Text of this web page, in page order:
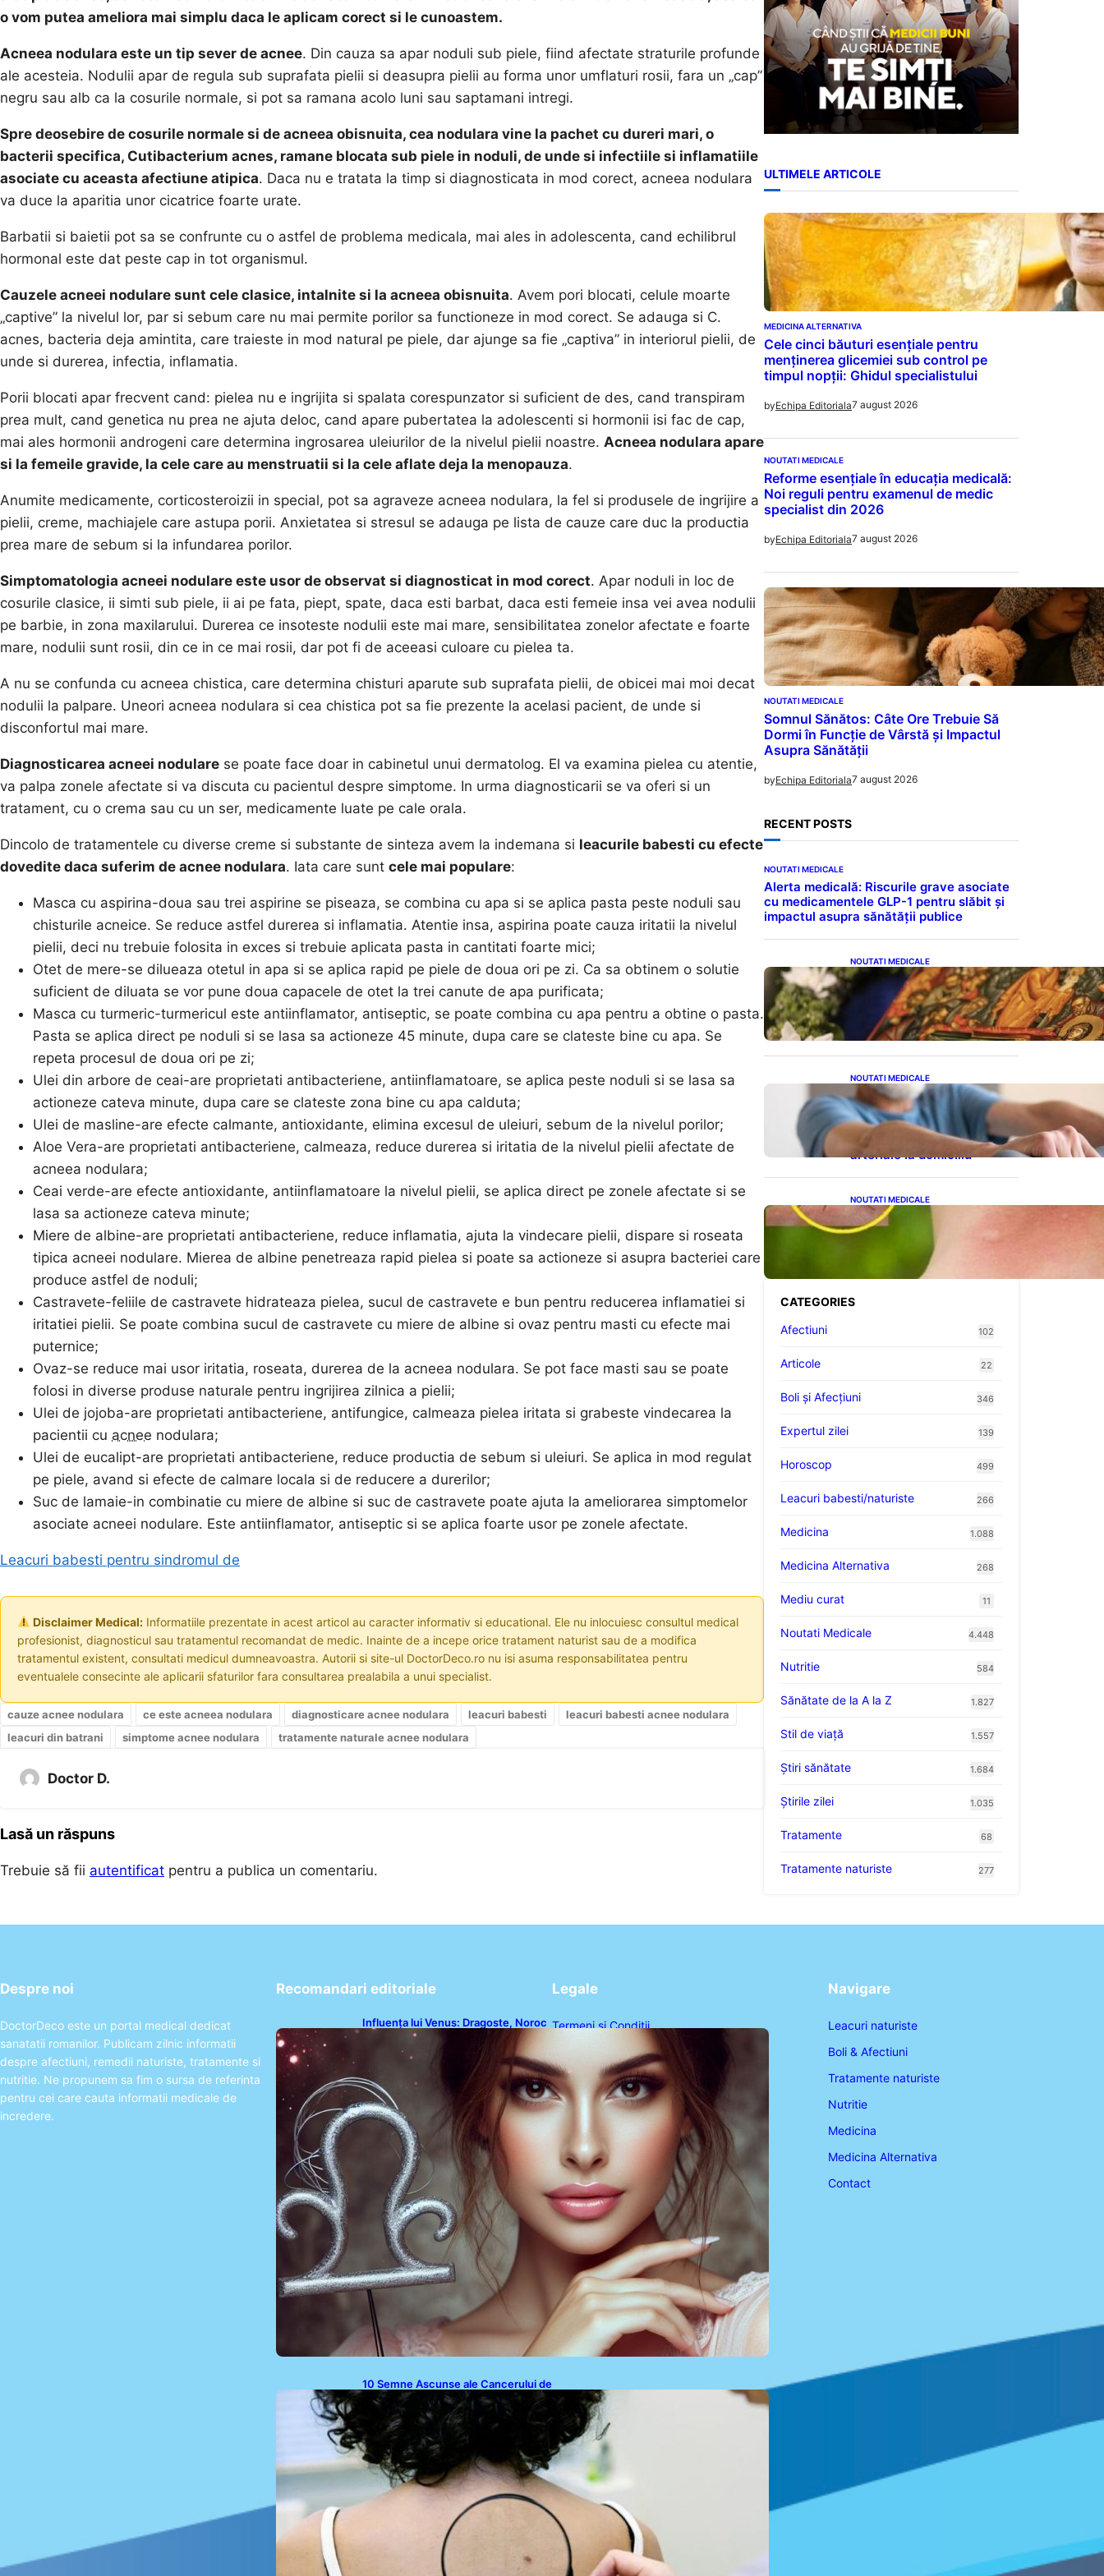
o vom putea ameliora mai simplu daca le aplicam corect si le cunoastem.
Acneea nodulara este un tip sever de acnee. Din cauza sa apar noduli sub piele, fiind afectate straturile profunde
ale acesteia. Nodulii apar de regula sub suprafata pielii si deasupra pielii au forma unor umflaturi rosii, fara un „cap”
negru sau alb ca la cosurile normale, si pot sa ramana acolo luni sau saptamani intregi.
Spre deosebire de cosurile normale si de acneea obisnuita, cea nodulara vine la pachet cu dureri mari, o
bacterii specifica, Cutibacterium acnes, ramane blocata sub piele in noduli, de unde si infectiile si inflamatiile
asociate cu aceasta afectiune atipica. Daca nu e tratata la timp si diagnosticata in mod corect, acneea nodulara
va duce la aparitia unor cicatrice foarte urate.
Barbatii si baietii pot sa se confrunte cu o astfel de problema medicala, mai ales in adolescenta, cand echilibrul
hormonal este dat peste cap in tot organismul.
Cauzele acneei nodulare sunt cele clasice, intalnite si la acneea obisnuita. Avem pori blocati, celule moarte
„captive” la nivelul lor, par si sebum care nu mai permite porilor sa functioneze in mod corect. Se adauga si C.
acnes, bacteria deja amintita, care traieste in mod natural pe piele, dar ajunge sa fie „captiva” in interiorul pielii, de
unde si durerea, infectia, inflamatia.
Porii blocati apar frecvent cand: pielea nu e ingrijita si spalata corespunzator si suficient de des, cand transpiram
prea mult, cand genetica nu prea ne ajuta deloc, cand apare pubertatea la adolescenti si hormonii isi fac de cap,
mai ales hormonii androgeni care determina ingrosarea uleiurilor de la nivelul pielii noastre. Acneea nodulara apare
si la femeile gravide, la cele care au menstruatii si la cele aflate deja la menopauza.
Anumite medicamente, corticosteroizii in special, pot sa agraveze acneea nodulara, la fel si produsele de ingrijire a
pielii, creme, machiajele care astupa porii. Anxietatea si stresul se adauga pe lista de cauze care duc la productia
prea mare de sebum si la infundarea porilor.
Simptomatologia acneei nodulare este usor de observat si diagnosticat in mod corect. Apar noduli in loc de
cosurile clasice, ii simti sub piele, ii ai pe fata, piept, spate, daca esti barbat, daca esti femeie insa vei avea nodulii
pe barbie, in zona maxilarului. Durerea ce insoteste nodulii este mai mare, sensibilitatea zonelor afectate e foarte
mare, nodulii sunt rosii, din ce in ce mai rosii, dar pot fi de aceeasi culoare cu pielea ta.
A nu se confunda cu acneea chistica, care determina chisturi aparute sub suprafata pielii, de obicei mai moi decat
nodulii la palpare. Uneori acneea nodulara si cea chistica pot sa fie prezente la acelasi pacient, de unde si
disconfortul mai mare.
Diagnosticarea acneei nodulare se poate face doar in cabinetul unui dermatolog. El va examina pielea cu atentie,
va palpa zonele afectate si va discuta cu pacientul despre simptome. In urma diagnosticarii se va oferi si un
tratament, cu o crema sau cu un ser, medicamente luate pe cale orala.
Dincolo de tratamentele cu diverse creme si substante de sinteza avem la indemana si leacurile babesti cu efecte
dovedite daca suferim de acnee nodulara. Iata care sunt cele mai populare:
Masca cu aspirina-doua sau trei aspirine se piseaza, se combina cu apa si se aplica pasta peste noduli sau
chisturile acneice. Se reduce astfel durerea si inflamatia. Atentie insa, aspirina poate cauza iritatii la nivelul
pielii, deci nu trebuie folosita in exces si trebuie aplicata pasta in cantitati foarte mici;
Otet de mere-se dilueaza otetul in apa si se aplica rapid pe piele de doua ori pe zi. Ca sa obtinem o solutie
suficient de diluata se vor pune doua capacele de otet la trei canute de apa purificata;
Masca cu turmeric-turmericul este antiinflamator, antiseptic, se poate combina cu apa pentru a obtine o pasta.
Pasta se aplica direct pe noduli si se lasa sa actioneze 45 minute, dupa care se clateste bine cu apa. Se
repeta procesul de doua ori pe zi;
Ulei din arbore de ceai-are proprietati antibacteriene, antiinflamatoare, se aplica peste noduli si se lasa sa
actioneze cateva minute, dupa care se clateste zona bine cu apa calduta;
Ulei de masline-are efecte calmante, antioxidante, elimina excesul de uleiuri, sebum de la nivelul porilor;
Aloe Vera-are proprietati antibacteriene, calmeaza, reduce durerea si iritatia de la nivelul pielii afectate de
acneea nodulara;
Ceai verde-are efecte antioxidante, antiinflamatoare la nivelul pielii, se aplica direct pe zonele afectate si se
lasa sa actioneze cateva minute;
Miere de albine-are proprietati antibacteriene, reduce inflamatia, ajuta la vindecare pielii, dispare si roseata
tipica acneei nodulare. Mierea de albine penetreaza rapid pielea si poate sa actioneze si asupra bacteriei care
produce astfel de noduli;
Castravete-feliile de castravete hidrateaza pielea, sucul de castravete e bun pentru reducerea inflamatiei si
iritatiei pielii. Se poate combina sucul de castravete cu miere de albine si ovaz pentru masti cu efecte mai
puternice;
Ovaz-se reduce mai usor iritatia, roseata, durerea de la acneea nodulara. Se pot face masti sau se poate
folosi in diverse produse naturale pentru ingrijirea zilnica a pielii;
Ulei de jojoba-are proprietati antibacteriene, antifungice, calmeaza pielea iritata si grabeste vindecarea la
pacientii cu acnee nodulara;
Ulei de eucalipt-are proprietati antibacteriene, reduce productia de sebum si uleiuri. Se aplica in mod regulat
pe piele, avand si efecte de calmare locala si de reducere a durerilor;
Suc de lamaie-in combinatie cu miere de albine si suc de castravete poate ajuta la ameliorarea simptomelor
asociate acneei nodulare. Este antiinflamator, antiseptic si se aplica foarte usor pe zonele afectate.
Leacuri babesti pentru sindromul de
Disclaimer Medical:Informatiile prezentate in acest articol au caracter informativ si educational. Ele nu inlocuiesc consultul medical
profesionist, diagnosticul sau tratamentul recomandat de medic. Inainte de a incepe orice tratament naturist sau de a modifica
tratamentul existent, consultati medicul dumneavoastra. Autorii si site-ul DoctorDeco.ro nu isi asuma responsabilitatea pentru
eventualele consecinte ale aplicarii sfaturilor fara consultarea prealabila a unui specialist.
cauze acnee nodulara ce este acneea nodulara diagnosticare acnee nodulara leacuri babesti
leacuri babesti acnee nodulara
leacuri din batrani
simptome acnee nodulara tratamente naturale acnee nodulara
Doctor D.
Lasă un răspuns
Trebuie să fii autentificat pentru a publica un comentariu.
ULTIMELE ARTICOLE
MEDICINA ALTERNATIVA
Cele cinci băuturi esențiale pentru
menținerea glicemiei sub control pe
timpul nopții: Ghidul specialistului
byEchipa Editoriala7 august 2026
NOUTATI MEDICALE
Reforme esențiale în educația medicală:
Noi reguli pentru examenul de medic
specialist din 2026
byEchipa Editoriala7 august 2026
NOUTATI MEDICALE
Somnul Sănătos: Câte Ore Trebuie Să
Dormi în Funcție de Vârstă și Impactul
Asupra Sănătății
byEchipa Editoriala7 august 2026
RECENT POSTS
NOUTATI MEDICALE
Alerta medicală: Riscurile grave asociate
cu medicamentele GLP-1 pentru slăbit și
impactul asupra sănătății publice
NOUTATI MEDICALE
Postul Adormirii Maicii
Domnului: Tradiții,
Superstiții și Implicații
Spiritualitate în 2026
NOUTATI MEDICALE
Îmbunătățirea sănătății
cardiovasculare: Patru
exerciții simple pentru
reducerea tensiunii
arteriale la domiciliu
NOUTATI MEDICALE
Cum bacteriile pielii
influențează atracția
țânțarilor: O nouă viziune
asupra alegerii victimelor
CATEGORIES
Afectiuni
102
Articole 22
Boli și Afecțiuni 346
Expertul zilei 139
Horoscop 499
Leacuri babesti/naturiste 266
Medicina 1.088
Medicina Alternativa 268
Mediu curat 11
Noutati Medicale 4.448
Nutritie 584
Sănătate de la A la Z 1.827
Stil de viaţă 1.557
Ştiri sănătate 1.684
Știrile zilei 1.035
Tratamente 68
Tratamente naturiste 277
Despre noi
DoctorDeco este un portal medical dedicat
sanatatii romanilor. Publicam zilnic informatii
despre afectiuni, remedii naturiste, tratamente si
nutritie. Ne propunem sa fim o sursa de referinta
pentru cei care cauta informatii medicale de
incredere.
Recomandari editoriale
Influența lui Venus: Dragoste, Noroc
și Oportunități pentru Tauri și Balanțe
în Weekendul 8-9 August
10 Semne Ascunse ale Cancerului de
Piele: Ce Trebuie să Știm pentru a Ne
Proteja
Legale
Termeni și Condiții
Politica de Confidențialitate
Politica de Cookies
Disclaimer
Contact
Navigare
Leacuri naturiste
Boli & Afectiuni
Tratamente naturiste
Nutritie
Medicina
Medicina Alternativa
Contact